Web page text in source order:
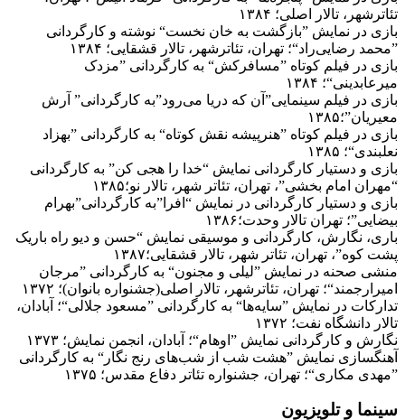
تئاترشهر، تالار اصلی؛ ۱۳۸۴
بازی در نمایش ”بازگشت به خان نخست“ نوشته و کارگردانی
”محمد رضایی‌راد“؛ تهران، تئاترشهر، تالار قشقایی؛ ۱۳۸۴
بازی در فیلم کوتاه ”مسافرکش“ به کارگردانی ”مزدک
میرعابدینی“؛ ۱۳۸۴
بازی در فیلم سینمایی”آن که دریا می‌رود”به کارگردانی” آرش
معیریان”؛۱۳۸۵
بازی در فیلم کوتاه ”هنرپیشه نقش کوتاه“ به کارگردانی ”بهزاد
نعلبندی“؛ ۱۳۸۵
بازی و دستیار کارگردانی نمایش “خدا را هجی کن” به کارگردانی
“مهران امام بخشی”، تهران، تئاتر شهر، تالار نو؛۱۳۸۵
بازی و دستیار کارگردانی در نمایش “افرا”به کارگردانی”بهرام
بیضایی”؛ تهران تالار وحدت؛۱۳۸۶
باری، نگارش، کارگردانی و موسیقی نمایش “حسن و دیو راه باریک
پشت کوه”، تهران، تئاتر شهر، تالار قشقایی؛۱۳۸۷
منشی صحنه در نمایش ”لیلی و مجنون“ به کارگردانی ”مرجان
امیرارجمند“؛ تهران، تئاترشهر، تالار اصلی(جشنواره بانوان)؛ ۱۳۷۲
تدارکات در نمایش ”سایه‌ها“ به کارگردانی ”مسعود جلالی“؛ آبادان،
تالار دانشگاه نفت؛ ۱۳۷۲
نگارش و کارگردانی نمایش ”اوهام“؛ آبادان، انجمن نمایش؛ ۱۳۷۳
آهنگسازی نمایش ”هشت شب از شب‌های رنج نگار“ به کارگردانی
”مهدی مکاری“؛ تهران، جشنواره تئاتر دفاع مقدس؛ ۱۳۷۵
سینما و تلویزیون